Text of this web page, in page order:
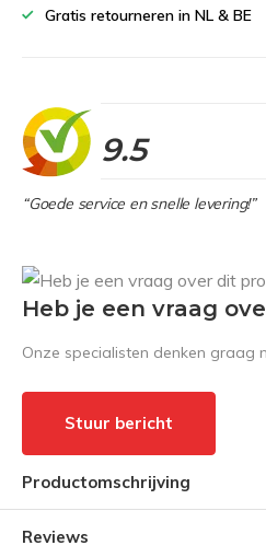
Gratis retourneren in NL & BE
9.5
“Goede service en snelle levering!”
Heb je een vraag
Onze specialisten denken graag
Stuur bericht
Productomschrijving
Reviews